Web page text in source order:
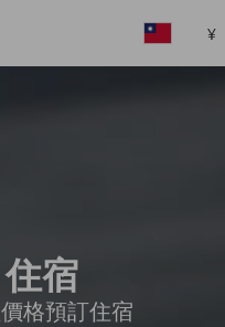
¥
宿
格預訂住宿